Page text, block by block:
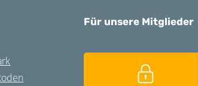
Für unsere Mitglieder